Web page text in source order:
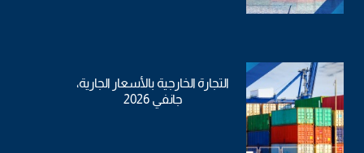
التجارة الخارجية بالأسعار الجارية،
جانفي 2026